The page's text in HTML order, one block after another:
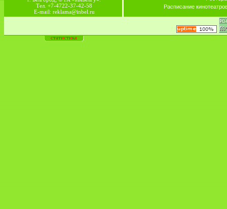
Тел. +7-4722-37-42-58
E-mail: reklama@inbel.ru
Расписание
статистика